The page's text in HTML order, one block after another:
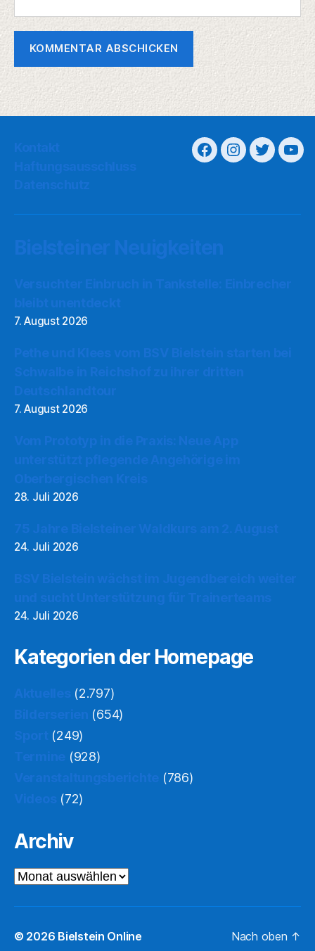
7. August 2026
7. August 2026
28. Juli 2026
24. Juli 2026
24. Juli 2026
Kategorien der Homepage
(2.797)
(654)
(249)
(928)
(786)
(72)
Archiv
Archiv
© 2026 Bielstein Online Nach oben ↑